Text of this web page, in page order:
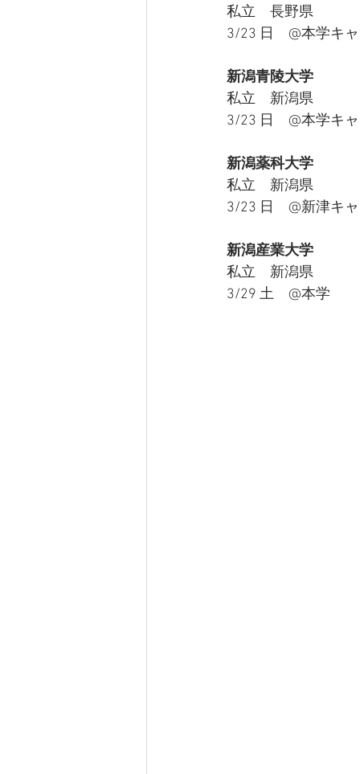
私立　長野県
3/23 日　@本学キ
新潟青陵大学
私立　新潟県
3/23 日　@本学キ
新潟薬科大学
私立　新潟県
3/23 日　@新津キ
新潟産業大学
私立　新潟県
3/29 土　@本学